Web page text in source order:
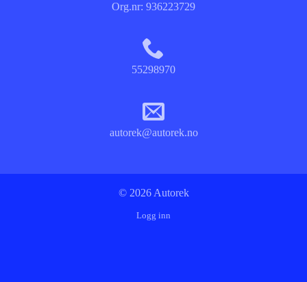
Org.nr: 936223729
55298970
autorek@autorek.no
© 2026 Autorek
Logg inn